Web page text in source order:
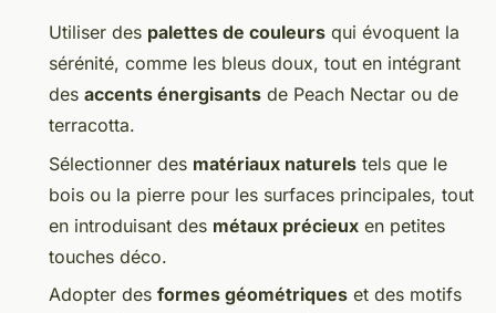
Utiliser des palettes de couleurs qui évoquent la
sérénité, comme les bleus doux, tout en intégrant
des accents énergisants de Peach Nectar ou de
terracotta.
Sélectionner des matériaux naturels tels que le
bois ou la pierre pour les surfaces principales, tout
en introduisant des métaux précieux en petites
touches déco.
Adopter des formes géométriques et des motifs